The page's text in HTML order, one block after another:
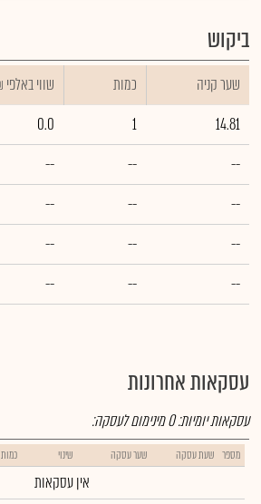
ביקוש
שער קניה כמות ₪ שווי באלפי
14.81
1
0.0
--
--
--
--
--
--
--
--
--
--
--
--
עסקאות אחרונות
עסקאות יומיות:0מינימום לעסקה:
מספר שעת עסקה שער עסקה שינוי כמות
אין עסקאות